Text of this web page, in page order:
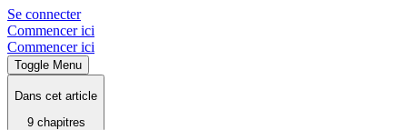
Se connecter
Commencer ici
Commencer ici
Toggle Menu
Dans cet article
9 chapitres